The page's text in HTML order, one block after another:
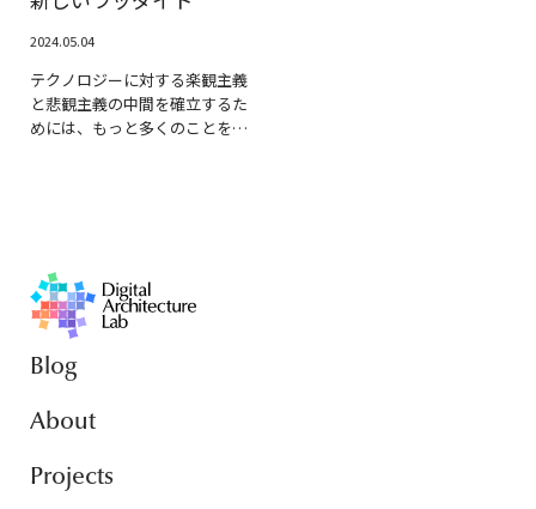
2024.05.04
テクノロジーに対する楽観主義
と悲観主義の中間を確立するた
めには、もっと多くのことをな
Blog
About
Projects